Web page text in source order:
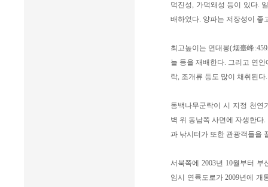
덕진성, 가덕왜성 등이 있다.
배하였다. 양파는 저장성이 좋
최고높이는 연대봉(烟臺峰
늘 등을 재배한다. 그리고 연
락, 조개류 등도 많이 채취된다.
동백나무군락이 시 지정 천연
벽 위 동남쪽 사면에 자생한다
과 낚시터가 또한 관광객들을
서북쪽에 2003년 10월부터
임시 연륙도로가 2009년에 개